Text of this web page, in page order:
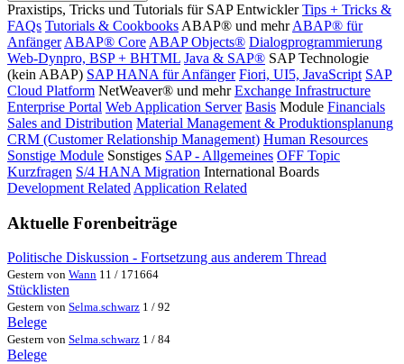
Praxistips, Tricks und Tutorials für SAP Entwickler Tips + Tricks &
FAQs Tutorials & Cookbooks ABAP® und mehr ABAP® für
Anfänger ABAP® Core ABAP Objects® Dialogprogrammierung
Web-Dynpro, BSP + BHTML Java & SAP® SAP Technologie
(kein ABAP) SAP HANA für Anfänger Fiori, UI5, JavaScript SAP
Cloud Platform NetWeaver® und mehr Exchange Infrastructure
Enterprise Portal Web Application Server Basis Module Financials
Sales and Distribution Material Management & Produktionsplanung
CRM (Customer Relationship Management) Human Resources
Sonstige Module Sonstiges SAP - Allgemeines OFF Topic
Kurzfragen S/4 HANA Migration International Boards
Development Related Application Related
Aktuelle Forenbeiträge
Politische Diskussion - Fortsetzung aus anderem Thread
Gestern von Wann 11 / 171664
Stücklisten
Gestern von Selma.schwarz 1 / 92
Belege
Gestern von Selma.schwarz 1 / 84
Belege